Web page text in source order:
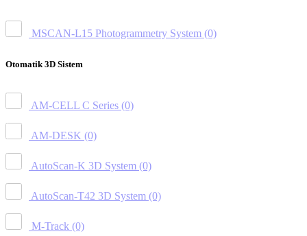
MSCAN-L15 Photogrammetry System (0)
Otomatik 3D Sistem
AM-CELL C Series (0)
AM-DESK (0)
AutoScan-K 3D System (0)
AutoScan-T42 3D System (0)
M-Track (0)